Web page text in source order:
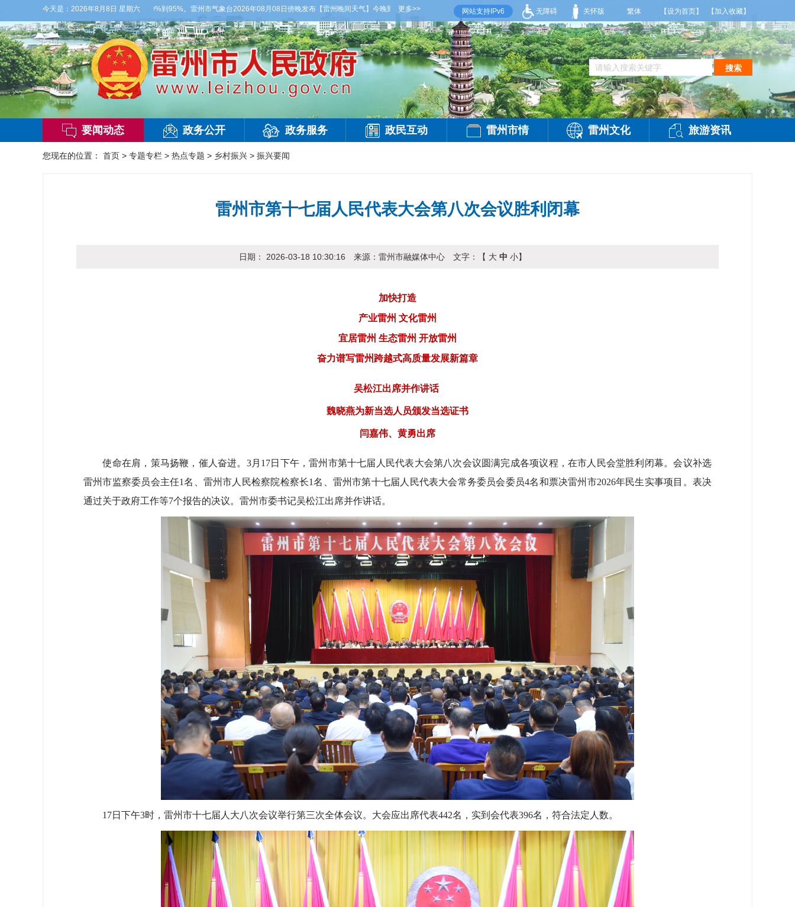
今天是： 2026年8月8日 星期六
2到3级，气温26到35度，相对湿度70%到95%。雷州市气象台2026年08月08日傍晚发布 【雷州晚间天气】今晚到明天白天，多云，局部有雷阵雨，偏西风2到3级，气温26到35度，相对湿度70%到95%。雷州市气象台2026年08月08日傍晚发布
更多>> 网站支持IPv6 无障碍 关怀版 繁体 【设为首页】 【加入收藏】
搜索
要闻动态 政务公开 政务服务 政民互动 雷州市情 雷州文化 旅游资讯
您现在的位置： 首页 > 专题专栏 > 热点专题 > 乡村振兴 > 振兴要闻
雷州市第十七届人民代表大会第八次会议胜利闭幕
日期： 2026-03-18 10:30:16 来源： 雷州市融媒体中心 文字：【 大 中 小】
加快打造
产业雷州 文化雷州
宜居雷州 生态雷州 开放雷州
奋力谱写雷州跨越式高质量发展新篇章
吴松江出席并作讲话
魏晓燕为新当选人员颁发当选证书
闫嘉伟、黄勇出席
使命在肩，策马扬鞭，催人奋进。3月17日下午，雷州市第十七届人民代表大会第八次会议圆满完成各项议程，在市人民会堂胜利闭幕。会议补选
雷州市监察委员会主任1名、雷州市人民检察院检察长1名、雷州市第十七届人民代表大会常务委员会委员4名和票决雷州市2026年民生实事项目。表决
通过关于政府工作等7个报告的决议。雷州市委书记吴松江出席并作讲话。
17日下午3时，雷州市十七届人大八次会议举行第三次全体会议。大会应出席代表442名，实到会代表396名，符合法定人数。